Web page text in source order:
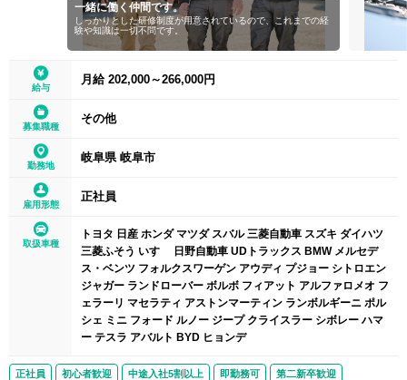
一緒に働く仲間です。
しっかりとした研修制度が用意されているので、これまでの経
験や知識は一切不問です。
給与
月給 202,000～266,000円
募集職種
その他
勤務地
岐阜県 岐阜市
雇用形態
正社員
取扱車種
トヨタ 日産 ホンダ マツダ スバル 三菱自動車 スズキ ダイハツ
三菱ふそう いすゞ 日野自動車 UDトラックス BMW メルセデ
ス・ベンツ フォルクスワーゲン アウディ プジョー シトロエン
ジャガー ランドローバー ボルボ フィアット アルファロメオ フ
ェラーリ マセラティ アストンマーティン ランボルギーニ ポル
シェ ミニ フォード ルノー ジープ クライスラー シボレー ハマ
ー テスラ アバルト BYD ヒョンデ
正社員 初心者歓迎 中途入社5割以上 即勤務可 第二新卒歓迎